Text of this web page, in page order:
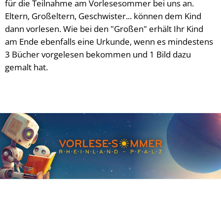
für die Teilnahme am Vorlesesommer bei uns an.
Eltern, Großeltern, Geschwister... können dem Kind
dann vorlesen. Wie bei den "Großen" erhält Ihr Kind
am Ende ebenfalls eine Urkunde, wenn es mindestens
3 Bücher vorgelesen bekommen und 1 Bild dazu
gemalt hat.